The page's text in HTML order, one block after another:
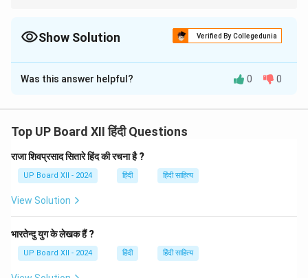
Show Solution Verified By Collegedunia
The Correct Option isC
Solution and Explanation
वाजपेयी ने कविता की शक्ति और कवि की वाणी की भूमिका को समाज
Download Solution in PDF
Was this answer helpful? 0 0
Top UP Board XII हिंदी Questions
राजा शिवप्रसाद सितारे हिंद की रचना है ?
UP Board XII - 2024 हिंदी हिंदी साहित्य
View Solution
भारतेन्दु युग के लेखक हैं ?
UP Board XII - 2024 हिंदी हिंदी साहित्य